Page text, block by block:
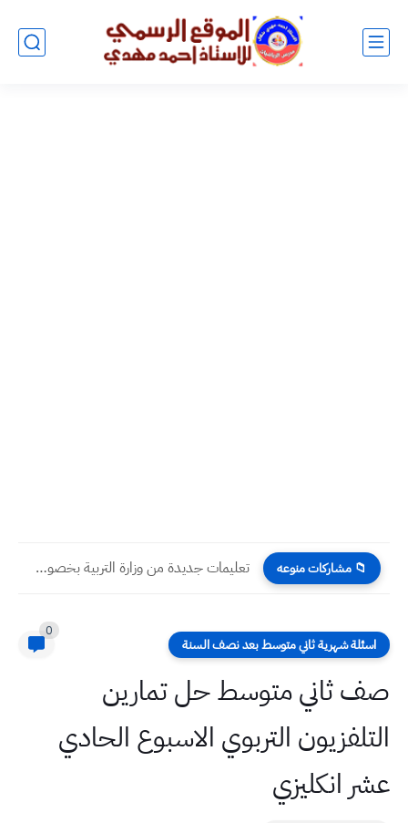
📁 مشاركات منوعه تعليمات جديدة من وزارة التربية بخصوص الاعفاء الفردي للطلبة
اسئلة شهرية ثاني متوسط بعد نصف السنة
0
صف ثاني متوسط حل تمارين
التلفزيون التربوي الاسبوع الحادي
عشر انكليزي